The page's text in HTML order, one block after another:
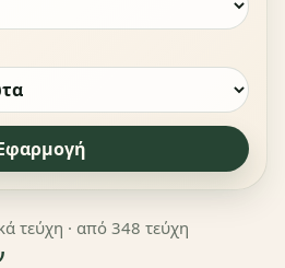
τεύχη · από 348 τεύχη